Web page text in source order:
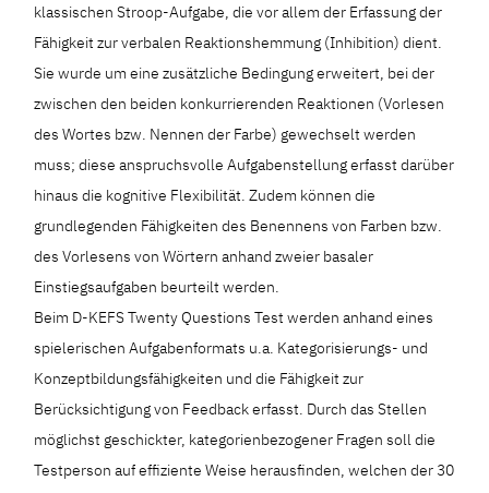
klassischen Stroop-Aufgabe, die vor allem der Erfassung der
Fähigkeit zur verbalen Reaktionshemmung (Inhibition) dient.
Sie wurde um eine zusätzliche Bedingung erweitert, bei der
zwischen den beiden konkurrierenden Reaktionen (Vorlesen
des Wortes bzw. Nennen der Farbe) gewechselt werden
muss; diese anspruchsvolle Aufgabenstellung erfasst darüber
hinaus die kognitive Flexibilität. Zudem können die
grundlegenden Fähigkeiten des Benennens von Farben bzw.
des Vorlesens von Wörtern anhand zweier basaler
Einstiegsaufgaben beurteilt werden.
Beim D-KEFS Twenty Questions Test werden anhand eines
spielerischen Aufgabenformats u.a. Kategorisierungs- und
Konzeptbildungsfähigkeiten und die Fähigkeit zur
Berücksichtigung von Feedback erfasst. Durch das Stellen
möglichst geschickter, kategorienbezogener Fragen soll die
Testperson auf effiziente Weise herausfinden, welchen der 30